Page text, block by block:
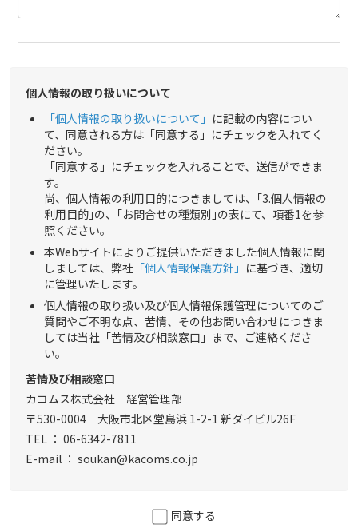
個人情報の取り扱いについて
「個人情報の取り扱いについて」 に記載の内容につい
て、同意される方は「同意する」にチェックを入れてく
ださい。
「同意する」にチェックを入れることで、送信ができま
す。
尚、個人情報の利用目的につきましては、｢3.個人情報の
利用目的｣の、｢お問合せの種類別｣の表にて、項番1を参
照ください。
本Webサイトによりご提供いただきました個人情報に関
しましては、弊社 「個人情報保護方針」 に基づき、適切
に管理いたします。
個人情報の取り扱い及び個人情報保護管理についてのご
質問やご不明な点、苦情、その他お問い合わせにつきま
しては当社「苦情及び相談窓口」まで、ご連絡くださ
い。
苦情及び相談窓口
カコムス株式会社 経営管理部
〒530-0004 大阪市北区堂島浜 1-2-1 新ダイビル26F
TEL ： 06-6342-7811
E-mail ： soukan@kacoms.co.jp
同意する